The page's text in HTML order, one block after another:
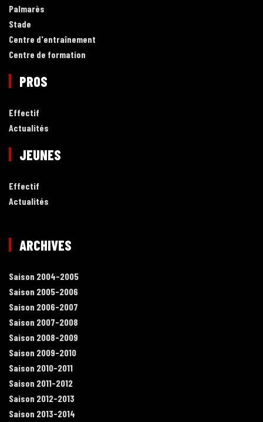
Palmarès
Stade
Centre d'entraînement
Centre de formation
PROS
Effectif
Actualités
JEUNES
Effectif
Actualités
ARCHIVES
Saison 2004-2005
Saison 2005-2006
Saison 2006-2007
Saison 2007-2008
Saison 2008-2009
Saison 2009-2010
Saison 2010-2011
Saison 2011-2012
Saison 2012-2013
Saison 2013-2014